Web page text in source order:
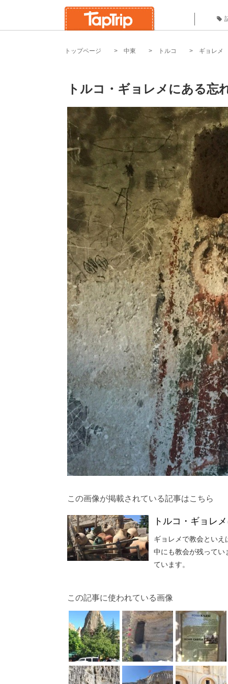
トップページ 中東 トルコ ギョレメ
トルコ・ギョレメにある忘
この画像が掲載されている記事はこちら
トルコ・ギョレ
ギョレメで教会とい
中にも教会が残ってい
ています。
この記事に使われている画像